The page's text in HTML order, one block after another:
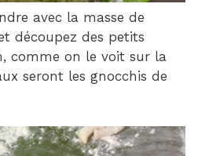
avec la masse de
découpez des petits
comme on le voit sur la
seront les gnocchis de